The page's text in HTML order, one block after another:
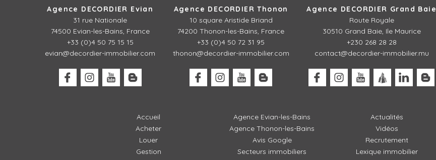
Agence DECORDIER Evian
31 rue Nationale
74500 Evian-les-Bains, France
+33 (0)4 50 75 15 15
evian@decordier-immobilier.com
Agence DECORDIER Thonon
10 square Aristide Briand
74200 Thonon-les-Bains, France
+33 (0)4 50 72 31 95
thonon@decordier-immobilier.com
Agence DECORDIER Grand Baie
Route Royale
30510 Grand Baie, Ile Maurice
+230 268 28 28
contact@decordier-immobilier.mu
Accueil
Acheter
Louer
Gestion
Agence Evian-les-Bains
Agence Thonon-les-Bains
Avis Google
Secteurs immobiliers
Actualités
Vidéos
Recrutement
Lexique immobilier